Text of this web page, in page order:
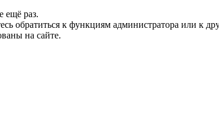
ещё раз.
обратиться к функциям администратора или к
на сайте.